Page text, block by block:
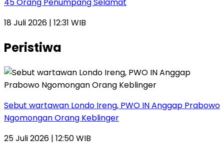
18 Juli 2026 | 12:31 WIB
Peristiwa
Sebut wartawan Londo Ireng, PWO IN Anggap Prabowo
Ngomongan Orang Keblinger
25 Juli 2026 | 12:50 WIB